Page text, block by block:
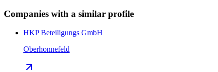
Companies with a similar profile
HKP Beteiligungs GmbH
Oberhonnefeld